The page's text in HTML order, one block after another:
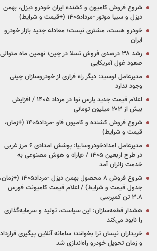
شروع فروش کامیون و کشنده ایران خودرو دیزل، بهمن
دیزل و سیبا موتور -مرداد۱۴۰۵ (+قیمت و شرایط)
خودرو هست، مشتری نیست؛ معادله جدید بازار خودرو
ایران
رشد ۳۸ درصدی فروش تسلا در چین؛ نهمین ماه متوالی
صعود غول آمریکایی
مدیرعامل لوسید: دیگر راه فراری از خودروسازان چینی
وجود ندارد
اعلام قیمت جدید پارس نوا در مرداد ۱۴۰۵ / افزایش
بیش از ۲۰۳ میلیون تومانی
شروع فروش کشنده و کامیون فاو -مرداد۱۴۰۵ (+زمان،
قیمت و شرایط)
مدیرعامل امدادخودروسایپا: پوشش امدادی ۶ مرز غربی
در طرح اربعین ۱۴۰۵ / «یارا» و هوش مصنوعی به
خدمت زائران آمد
شروع فروش ۸ محصول بهمن دیزل -مرداد۱۴۰۵ (+زمان،
جدول قیمت و شرایط) / اعلام قیمت کامیونت فورس
۳.۸ تن کمپرسی
هشدار قطعه‌سازان: این سیاست، تولید و سرمایه‌گذاری
را نابود می‌کند
خریداران نیسان ترا بخوانند؛ سامانه آنلاین پیگیری قرارداد
و زمان تحویل خودرو راه‌اندازی شد